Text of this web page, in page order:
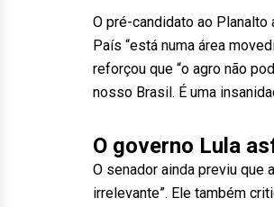
O pré-candidato ao Planalto
País “está numa área
reforçou que “o agro não
nosso Brasil. É uma
O governo Lula
O senador ainda previu que
irrelevante”. Ele também